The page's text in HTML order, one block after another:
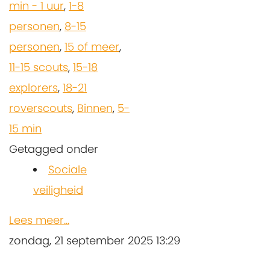
min - 1 uur, 1-8
personen, 8-15
personen, 15 of meer,
11-15 scouts, 15-18
explorers, 18-21
roverscouts, Binnen, 5-
15 min
Getagged onder
Sociale
veiligheid
Lees meer...
zondag, 21 september 2025 13:29